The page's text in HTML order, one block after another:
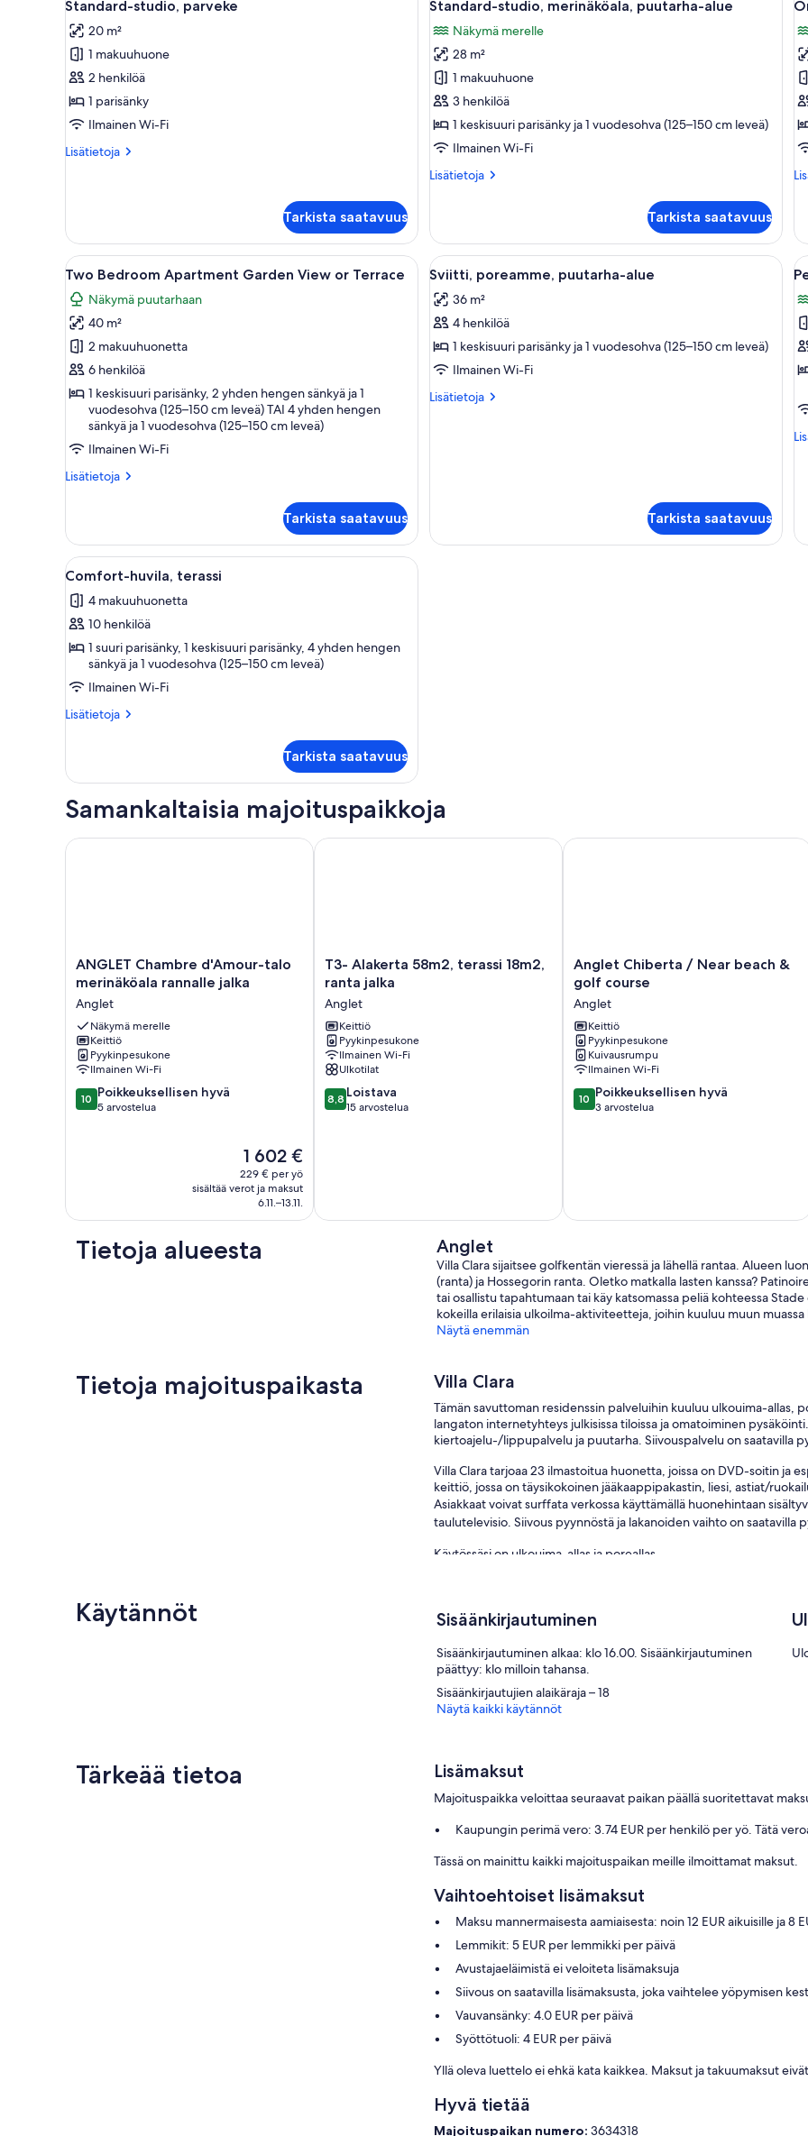
kaikki
huonetyypin
Standard-
studio,
parveke
kuvat
Standard-studio, parveke
20 m²
1 makuuhuone
2 henkilöä
1 parisänky
Ilmainen Wi-Fi
Lisätietoja
Lisätietoja
Tarkista saatavuus
kaikki
huonetyypin
Standard-
studio,
merinäköala,
puutarha-
alue
Standard-studio, merinäköala, puutarha-alue
Näkymä merelle
28 m²
1 makuuhuone
3 henkilöä
1 keskisuuri parisänky ja 1 vuodesohva (125–150 cm leveä)
Ilmainen Wi-Fi
Lisätietoja
Lisätietoja
merinäköala,
puutarha-
alue
Tarkista saatavuus
Avaa
kaikki
huonetyypin
Two
Bedroom
Apartment
Garden
View
Terrace
kuvat
Nelipylväinen sänky valkoisilla lakanoiden kanssa, yöpöytä lampulla ja näkymä vehreään maisemaan
6
Two Bedroom Apartment Garden View or Terrace
Näkymä puutarhaan
40 m²
2 makuuhuonetta
6 henkilöä
1 keskisuuri parisänky, 2 yhden hengen sänkyä ja 1
vuodesohva (125–150 cm leveä) TAI 4 yhden hengen
sänkyä ja 1 vuodesohva (125–150 cm leveä)
Ilmainen Wi-Fi
Lisätietoja
Lisätietoja
Apartment
Garden
View
Terrace
Tarkista saatavuus
Avaa
kaikki
huonetyypin
Sviitti,
poreamme,
puutarha-
alue
Moderni hotellihuone, jossa on
5
Sviitti, poreamme, puutarha-alue
36 m²
4 henkilöä
1 keskisuuri parisänky ja 1 vuodesohva (125–150 cm leveä)
Ilmainen Wi-Fi
Lisätietoja
Lisätietoja
Tarkista saatavuus
3
Avaa
kaikki
huonetyypin
Comfort-
huvila,
terassi
kuvat
Nelipylväinen sänky valkoisilla lakanoiden kanssa, yöpöytä lampulla ja näkymä vehreään maisemaan
7
Comfort-huvila, terassi
4 makuuhuonetta
10 henkilöä
1 suuri parisänky, 1 keskisuuri parisänky, 4 yhden hengen
sänkyä ja 1 vuodesohva (125–150 cm leveä)
Ilmainen Wi-Fi
Lisätietoja
Lisätietoja
terassi
Tarkista saatavuus
Samankaltaisia majoituspaikkoja
ANGLET
Chambre
talo
merinäköala
rannalle
jalka
Anglet
ANGLET Chambre d'Amour-talo
merinäköala rannalle jalka
Anglet
Näkymä merelle
Keittiö
Pyykinpesukone
Ilmainen Wi-Fi
10.0
kautta
10 Poikkeuksellisen hyvä
5 arvostelua
Hinta
on
1 602 €
1 602 €
229 € per yö
sisältää verot ja maksut
6.11.–13.11.
ANGLET Chambre d'Amour-talo merinäköala rannalle jalka
T3-
Alakerta
terassi
18m2,
ranta
jalka
Anglet
T3- Alakerta 58m2, terassi 18m2,
ranta jalka
Anglet
Keittiö
Pyykinpesukone
Ilmainen Wi-Fi
Ulkotilat
8.8
kautta
8,8 Loistava
15 arvostelua
T3- Alakerta 58m2, terassi 18m2, ranta jalka
Anglet
Chiberta
/
Near
beach
&
golf
course
Anglet
Anglet Chiberta / Near beach &
golf course
Anglet
Keittiö
Pyykinpesukone
Kuivausrumpu
Ilmainen Wi-Fi
10.0
kautta
10 Poikkeuksellisen hyvä
3 arvostelua
Anglet Chiberta / Near beach & golf
Tietoja alueesta Anglet
Villa Clara sijaitsee golfkentän vieressä ja lähellä rantaa. Alueen
(ranta) ja Hossegorin ranta. Oletko matkalla lasten kanssa?
tai osallistu tapahtumaan tai käy katsomassa peliä kohteessa
kokeilla erilaisia ulkoilma-aktiviteetteja, joihin kuuluu muun
Näytä enemmän
Tietoja majoituspaikasta Villa Clara
Tämän savuttoman residenssin palveluihin kuuluu ulkouima-allas,
langaton internetyhteys julkisissa tiloissa ja omatoiminen
kiertoajelu-/lippupalvelu ja puutarha. Siivouspalvelu on saatavilla
Villa Clara tarjoaa 23 ilmastoitua huonetta, joissa on DVD-soitin ja
keittiö, jossa on täysikokoinen jääkaappipakastin, liesi, astiat/
Asiakkaat voivat surffata verkossa käyttämällä huonehintaan
taulutelevisio. Siivous pyynnöstä ja lakanoiden vaihto on saatavilla
Käytössäsi on ulkouima-allas ja poreallas.
Käytännöt Sisäänkirjautuminen
Sisäänkirjautuminen alkaa: klo 16.00. Sisäänkirjautuminen
päättyy: klo milloin tahansa.
Sisäänkirjautujien alaikäraja – 18
Näytä kaikki käytännöt
Tärkeää tietoa Lisämaksut
Majoituspaikka veloittaa seuraavat paikan päällä suoritettavat
Kaupungin perimä vero: 3.74 EUR per henkilö per yö. Tätä
Tässä on mainittu kaikki majoituspaikan meille ilmoittamat maksut.
Vaihtoehtoiset lisämaksut
Maksu mannermaisesta aamiaisesta: noin 12 EUR aikuisille ja 8
Lemmikit: 5 EUR per lemmikki per päivä
Avustajaeläimistä ei veloiteta lisämaksuja
Siivous on saatavilla lisämaksusta, joka vaihtelee yöpymisen
Vauvansänky: 4.0 EUR per päivä
Syöttötuoli: 4 EUR per päivä
Yllä oleva luettelo ei ehkä kata kaikkea. Maksut ja takuumaksut
Hyvä tietää
Majoituspaikan numero:3634318